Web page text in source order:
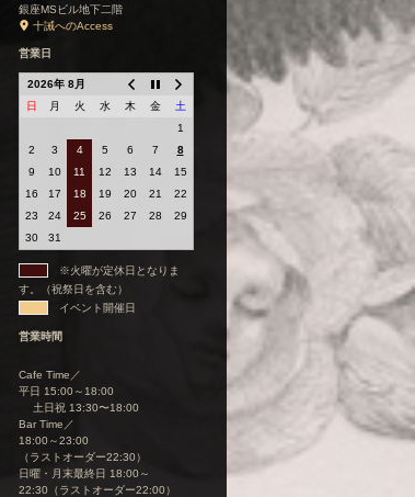
銀座MSビル地下二階
十誡へのAccess
営業日
2026年 8月
日
月 火 水 木 金
土
1
2
3 4 5 6 7
8
9
10 11 12 13 14
15
16
17 18 19 20 21
22
23
24 25 26 27 28
29
30
31
※火曜が定休日となりま
す。（祝祭日を含む）
イベント開催日
営業時間
Cafe Time／
平日 15:00～18:00
土日祝 13:30〜18:00
Bar Time／
18:00～23:00
（ラストオーダー22:30）
日曜・月末最終日 18:00～
22:30（ラストオーダー22:00）